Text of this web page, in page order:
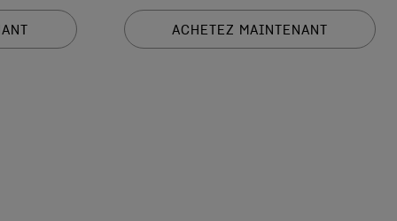
sur
5
étoiles.
ACHETEZ MAINTENANT